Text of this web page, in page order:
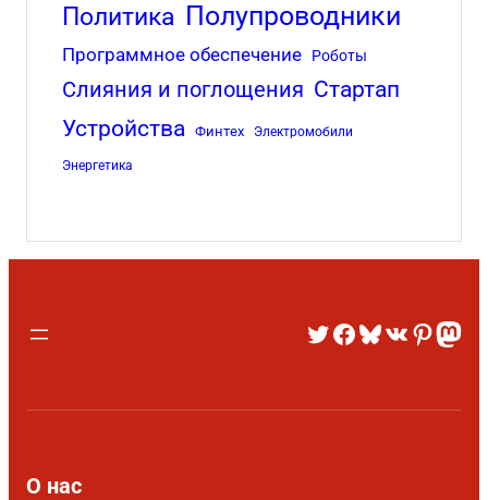
Политика Полупроводники
Программное обеспечение Роботы
Слияния и поглощения Стартап
Устройства
Финтех Электромобили
Энергетика
О нас